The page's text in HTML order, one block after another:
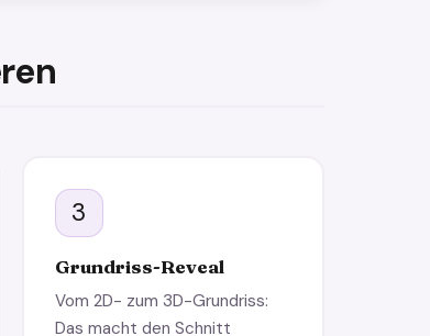
3
Grundriss-Reveal
Vom 2D- zum 3D-Grundriss:
Das macht den Schnitt